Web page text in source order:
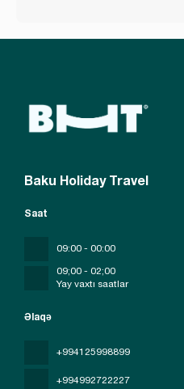
Baku Holiday Travel
Əlaqə
+994125998899
+994992722227
Saat
09:00 - 00:00
09;00 - 02;00
Yay vaxtı saatlar